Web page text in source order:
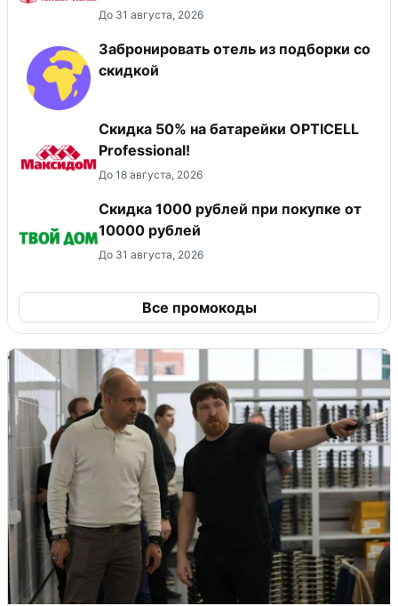
До 31 августа, 2026
Забронировать отель из подборки со
скидкой
Скидка 50% на батарейки OPTICELL
Professional!
До 18 августа, 2026
Скидка 1000 рублей при покупке от
10000 рублей
До 31 августа, 2026
Все промокоды